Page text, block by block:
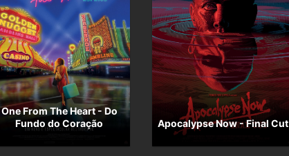
One From The Heart - Do
Fundo do Coração
Apocalypse Now - Final Cut